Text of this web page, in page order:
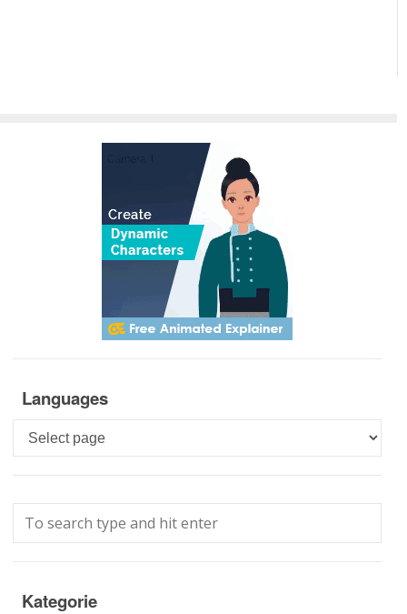
Languages
Languages
Kategorie